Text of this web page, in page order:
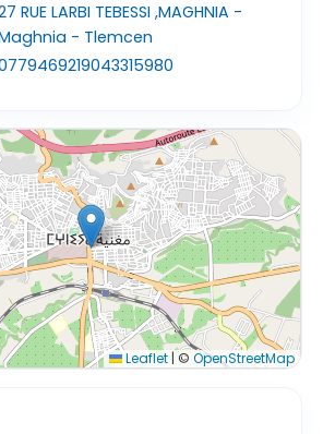
RUE LARBI TEBESSI ,MAGHNIA -
- Tlemcen
043315980
Leaflet | © OpenStreetMap